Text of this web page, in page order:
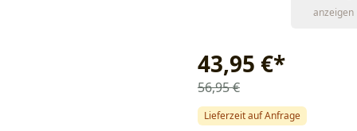
anzeigen
43,95 €*
56,95 €
Lieferzeit auf Anfrage